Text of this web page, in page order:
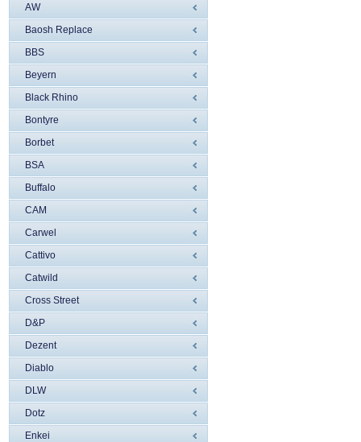
AW
Baosh Replace
BBS
Beyern
Black Rhino
Bontyre
Borbet
BSA
Buffalo
CAM
Carwel
Cattivo
Catwild
Cross Street
D&P
Dezent
Diablo
DLW
Dotz
Enkei